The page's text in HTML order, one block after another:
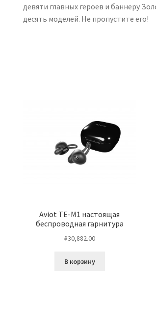
девяти главных героев и баннеру
десять моделей. Не пропустите его!
Aviot TE-M1 настоящая
беспроводная гарнитура
₽30,882.00
В корзину